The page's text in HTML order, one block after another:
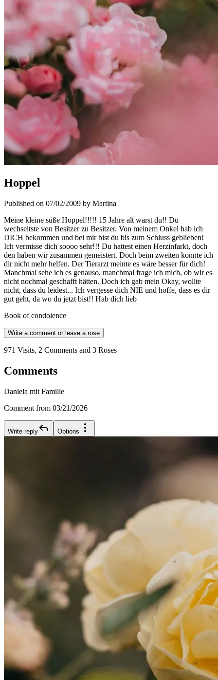
Hoppel
Published on 07/02/2009 by Martina
Meine kleine süße Hoppel!!!!! 15 Jahre alt warst du!! Du
wechseltste von Besitzer zu Besitzer. Von meinem Onkel hab ich
DICH bekommen und bei mir bist du bis zum Schluss geblieben!
Ich vermisse dich soooo sehr!!! Du hattest einen Herzinfarkt, doch
den haben wir zusammen gemeistert. Doch beim zweiten konnte ich
dir nicht mehr helfen. Der Tierarzt meinte es wäre besser für dich!
Manchmal sehe ich es genauso, manchmal frage ich mich, ob wir es
nicht nochmal geschafft hätten. Doch ich gab mein Okay, wollte
nicht, dass du leidest... Ich vergesse dich NIE und hoffe, dass es dir
gut geht, da wo du jetzt bist!! Hab dich lieb
Book of condolence
Write a comment or leave a rose
971 Visits, 2 Comments and 3 Roses
Comments
Daniela mit Familie
Comment from 03/21/2026
Write reply Options